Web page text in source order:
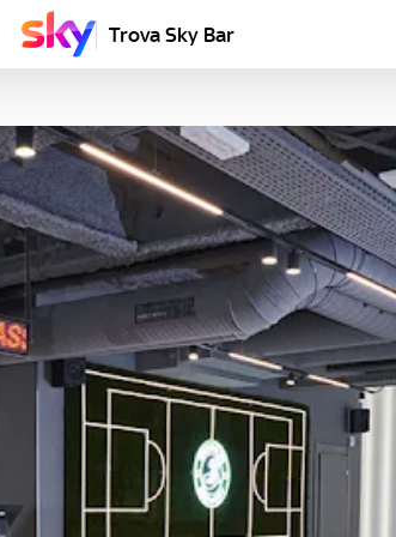
Trova Sky Bar